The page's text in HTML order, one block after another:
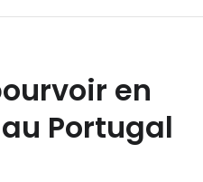
en
Portugal